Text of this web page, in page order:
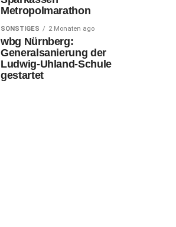
Metropolmarathon
SONSTIGES 2 Monaten ago
wbg Nürnberg:
Generalsanierung der
Ludwig-Uhland-Schule
gestartet